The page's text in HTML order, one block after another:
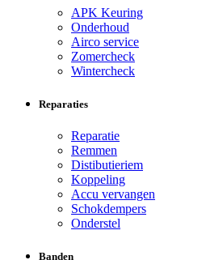
APK Keuring
Onderhoud
Airco service
Zomercheck
Wintercheck
Reparaties
Reparatie
Remmen
Distibutieriem
Koppeling
Accu vervangen
Schokdempers
Onderstel
Banden